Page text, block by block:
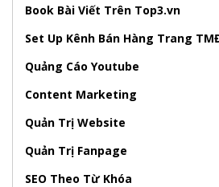
Book Bài Viết Trên Top3.vn
Set Up Kênh Bán Hàng Trang
Quảng Cáo Youtube
Content Marketing
Quản Trị Website
Quản Trị Fanpage
SEO Theo Từ Khóa